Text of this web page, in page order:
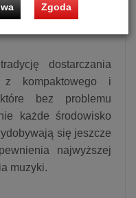
dostarczania
z kompaktowego i
bez problemu
każde środowisko
się jeszcze
najwyższej
muzyki.
Zgoda